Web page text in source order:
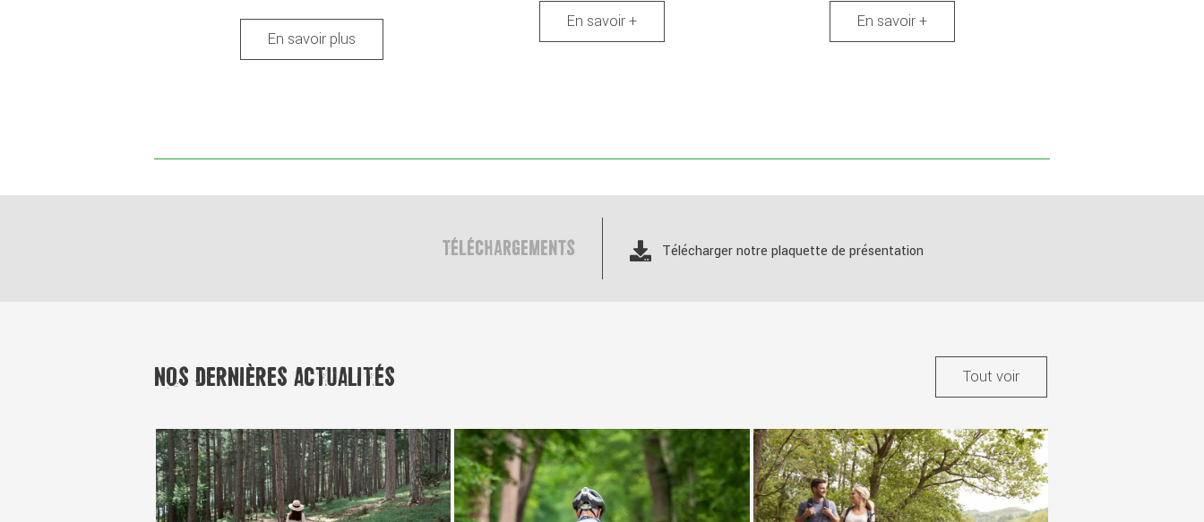
En savoir plus
En savoir + En savoir +
TÉLÉCHARGEMENTS Télécharger notre plaquette de présentation
NOS DERNIÈRES ACTUALITÉS Tout voir